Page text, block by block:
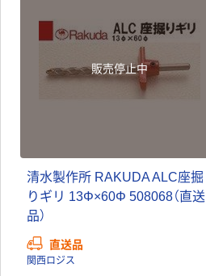
販売停止中
清水製作所 RAKUDA ALC座掘
りギリ 13Φ×60Φ 508068（直送
品）
直送品
関西ロジス